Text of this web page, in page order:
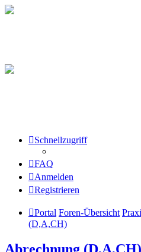
Schnellzugriff
FAQ
Anmelden
Registrieren
Portal Foren-Übersicht
(D,A,CH)